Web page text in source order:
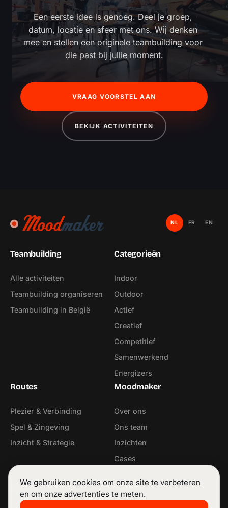
Een eerste idee is genoeg. Deel je groep,
datum, locatie en sfeer met ons. Wij denken
mee en stellen een originele teambuilding voor
die past bij jullie moment.
VRAAG VOORSTEL AAN
BEKIJK ACTIVITEITEN
NL FR EN
Teambuilding
Alle activiteiten
Teambuilding organiseren
Teambuilding in België
Categorieën
Indoor
Outdoor
Actief
Creatief
Competitief
Samenwerkend
Energizers
Routes
Plezier & Verbinding
Spel & Zingeving
Inzicht & Strategie
Moodmaker
Over ons
Ons team
Inzichten
Cases
Contact Volg ons
We gebruiken cookies om onze site te verbeteren
en om onze advertenties te meten.